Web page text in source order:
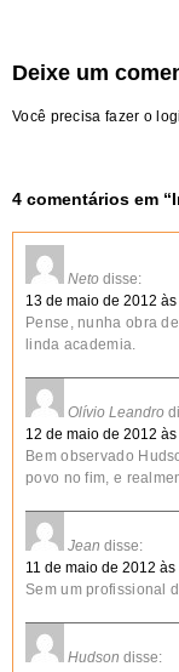
Deixe um
Você precisa fazer o
4 comentários em “
Neto disse:
13 de maio de 2012 às
Pense, nunha obra
linda academia.
Olívio Leandro
12 de maio de 2012
Bem observado
povo no fim, e
Jean disse:
11 de maio de 2012 às
Sem um profissional
Hudson disse: